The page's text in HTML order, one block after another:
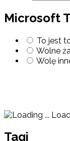
Microsoft
To jest
Wolne
Wolę
Tagi